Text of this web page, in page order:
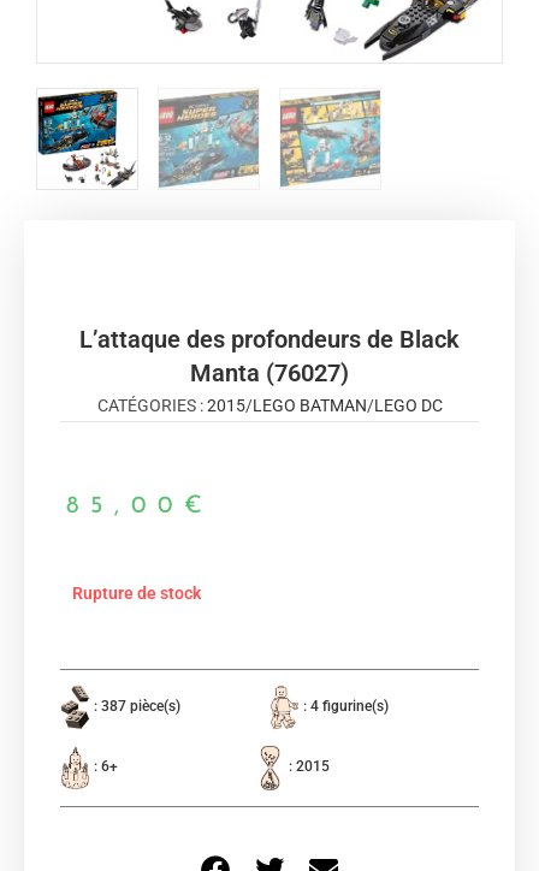
L’attaque des profondeurs de Black
Manta (76027)
CATÉGORIES :2015/LEGO BATMAN/LEGO DC
85,00 €
Rupture de stock
: 387 pièce(s) : 4 figurine(s)
: 6+ : 2015